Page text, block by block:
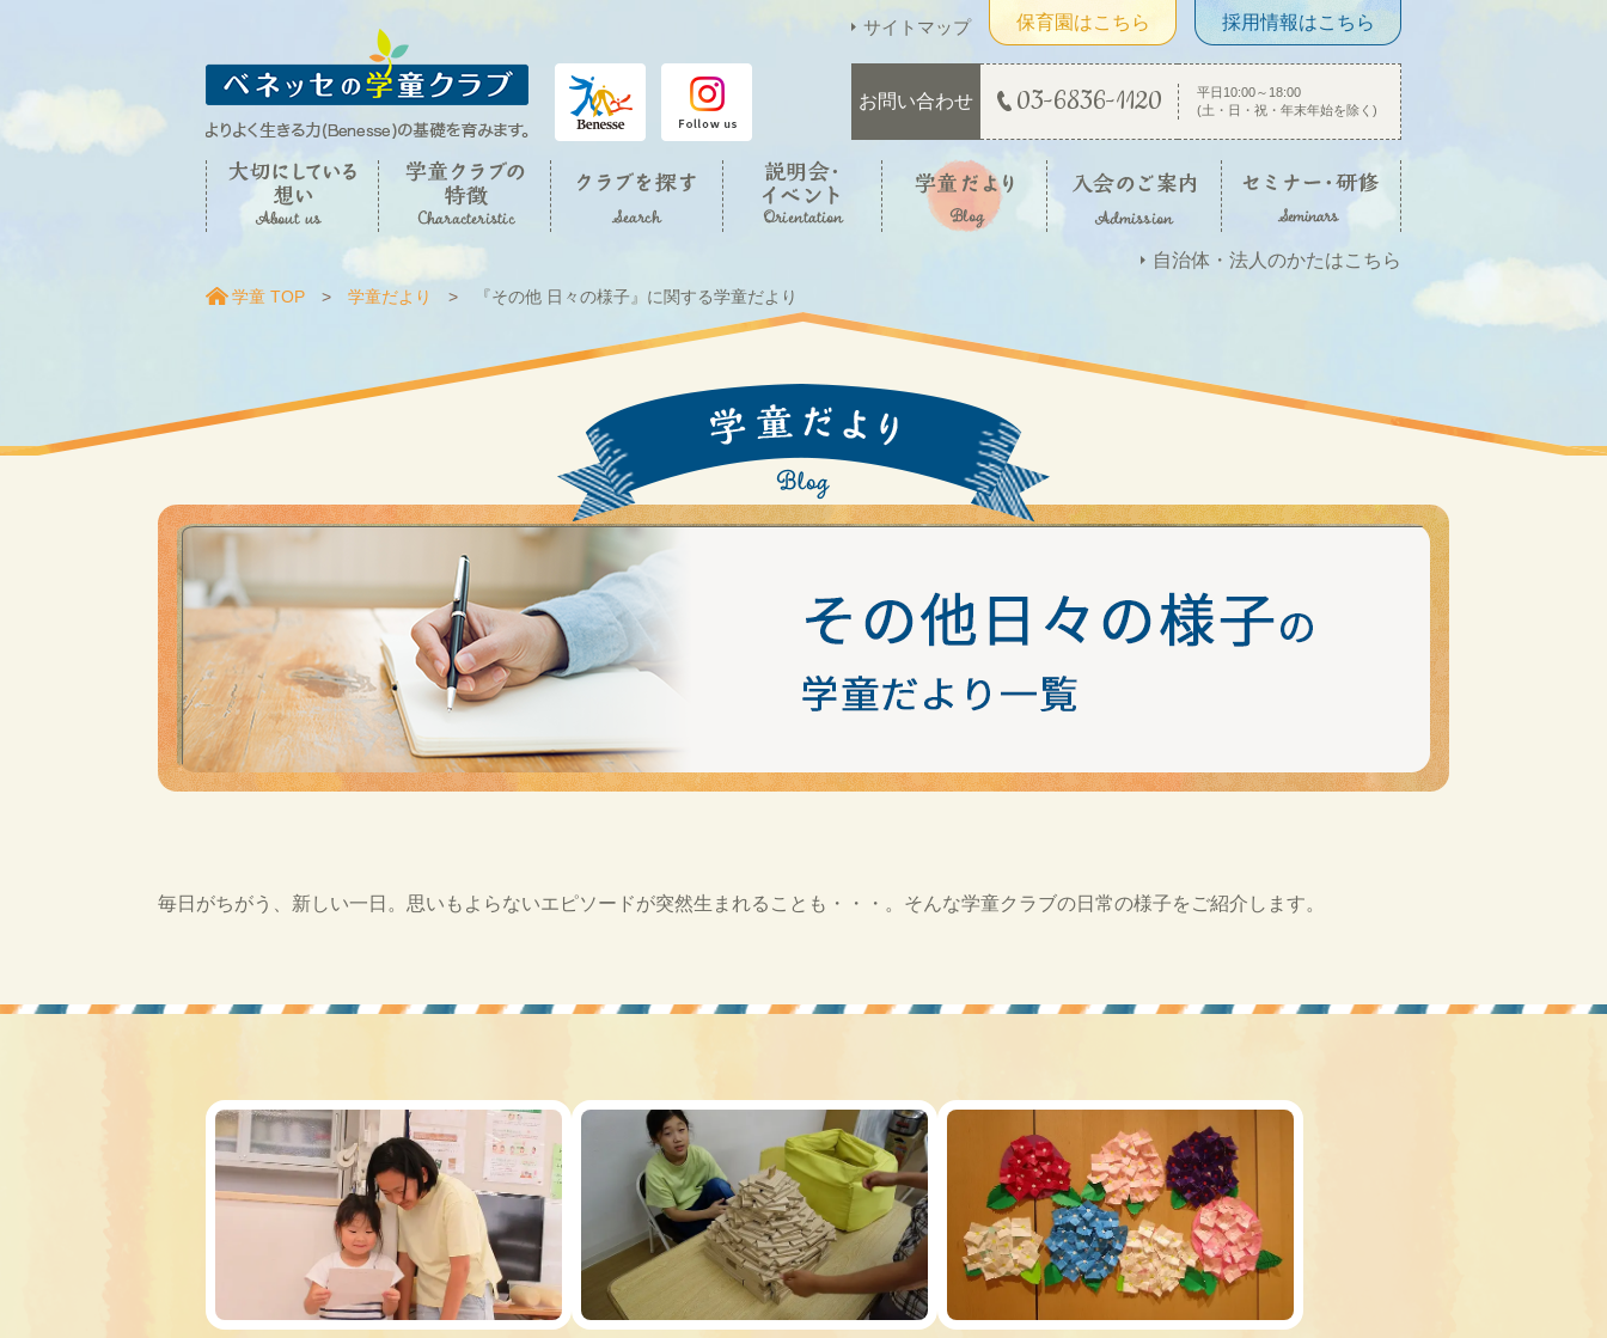
サイトマップ 保育園はこちら 採用情報はこちら
お問い合わせ 03-6836-1120
平日10:00～18:00
(土・日・祝・年末年始を除く)
自治体・法人のかたはこちら
学童 TOP 学童だより 『その他 日々の様子』に関する学童だより
毎日がちがう、新しい一日。思いもよらないエピソードが突然生まれることも・・・。そんな学童クラブの日常の様子をご紹介します。